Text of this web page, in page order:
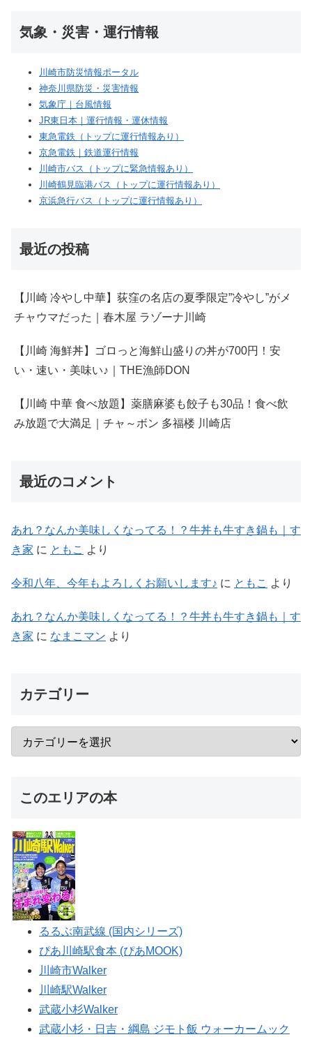
気象・災害・運行情報
川崎市防災情報ポータル
神奈川県防災・災害情報
気象庁｜台風情報
JR東日本｜運行情報・運休情報
東急電鉄（トップに運行情報あり）
京急電鉄｜鉄道運行情報
川崎市バス（トップに緊急情報あり）
川崎鶴見臨港バス（トップに運行情報あり）
京浜急行バス（トップに運行情報あり）
最近の投稿
【川崎 冷やし中華】荻窪の名店の夏季限定”冷やし”がメ
チャウマだった｜春木屋 ラゾーナ川崎
【川崎 海鮮丼】ゴロっと海鮮山盛りの丼が700円！安
い・速い・美味い♪｜THE漁師DON
【川崎 中華 食べ放題】薬膳麻婆も餃子も30品！食べ飲
み放題で大満足｜チャ～ボン 多福楼 川崎店
最近のコメント
あれ？なんか美味しくなってる！？牛丼も牛すき鍋も｜す
き家 に ともこ より
令和八年、今年もよろしくお願いします♪ に ともこ より
あれ？なんか美味しくなってる！？牛丼も牛すき鍋も｜す
き家 に なまこマン より
カテゴリー
このエリアの本
るるぶ南武線 (国内シリーズ)
ぴあ川崎駅食本 (ぴあMOOK)
川崎市Walker
川崎駅Walker
武蔵小杉Walker
武蔵小杉・日吉・綱島 ジモト飯 ウォーカームック